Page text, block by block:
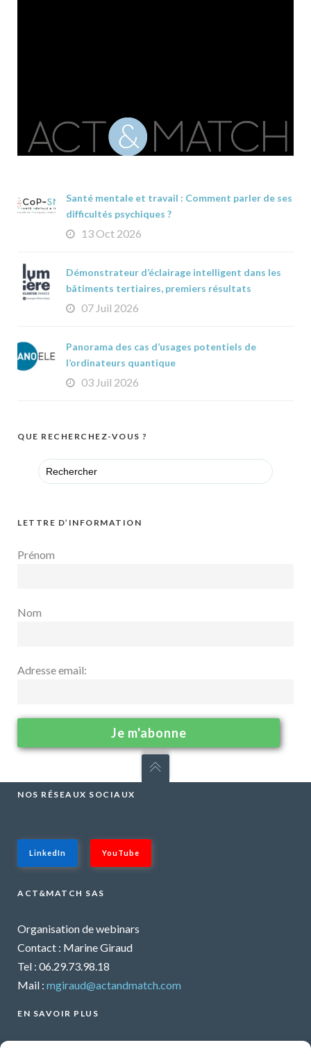
Santé mentale et travail : Comment parler de ses
difficultés psychiques ?
13 Oct 2026
Démonstrateur d’éclairage intelligent dans les
bâtiments tertiaires, premiers résultats
07 Juil 2026
Panorama des cas d’usages potentiels de
l’ordinateurs quantique
03 Juil 2026
QUE RECHERCHEZ-VOUS ?
Search
for:
LETTRE D’INFORMATION
Prénom
Nom
Adresse email:
NOS RÉSEAUX SOCIAUX
LinkedIn YouTube
ACT&MATCH SAS
Organisation de webinars
Contact : Marine Giraud
Tel : 06.29.73.98.18
Mail : mgiraud@actandmatch.com
EN SAVOIR PLUS